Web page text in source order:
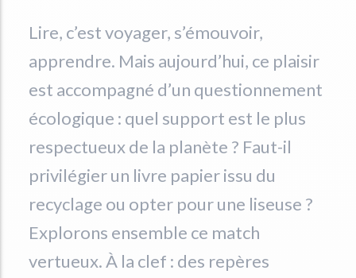
Lire, c’est voyager, s’émouvoir,
apprendre. Mais aujourd’hui, ce plaisir
est accompagné d’un questionnement
écologique : quel support est le plus
respectueux de la planète ? Faut-il
privilégier un livre papier issu du
recyclage ou opter pour une liseuse ?
Explorons ensemble ce match
vertueux. À la clef : des repères